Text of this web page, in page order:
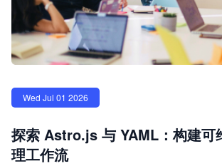
Wed Jul 01 2026
探索 Astro.js 与 YAML：构建可
理工作流